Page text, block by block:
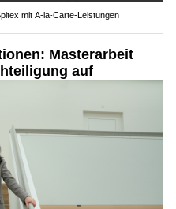
mit A-la-Carte-Leistungen
Masterarbeit
auf